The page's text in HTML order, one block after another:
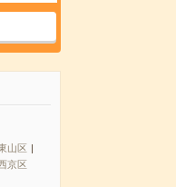
山区
京区